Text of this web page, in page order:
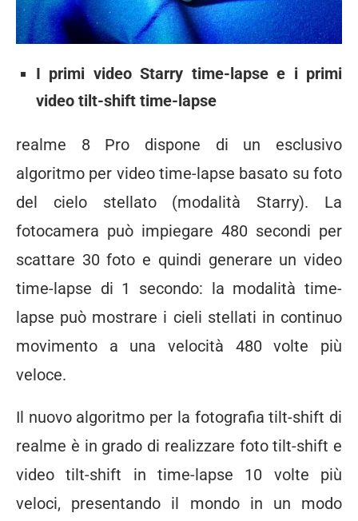
I primi video Starry time-lapse e i primi
video tilt-shift time-lapse
realme 8 Pro dispone di un esclusivo
algoritmo per video time-lapse basato su foto
del cielo stellato (modalità Starry). La
fotocamera può impiegare 480 secondi per
scattare 30 foto e quindi generare un video
time-lapse di 1 secondo: la modalità time-
lapse può mostrare i cieli stellati in continuo
movimento a una velocità 480 volte più
veloce.
Il nuovo algoritmo per la fotografia tilt-shift di
realme è in grado di realizzare foto tilt-shift e
video tilt-shift in time-lapse 10 volte più
veloci, presentando il mondo in un modo